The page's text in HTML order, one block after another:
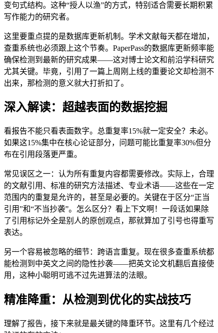
变句式结构。这种“授人以渔”的方式，特别适合需要长期积累
写作能力的研究者。
这里要重点提的是数据库更新机制。学术文献每天都在增加，
查重系统也必须跟上这个节奏。PaperPass的数据库更新频率能
确保检测到最新的研究成果——这对博士论文和前沿学科研究
尤其关键。毕竟，引用了一篇上周刚上线的重要论文却检测不
出来，那检测的意义就大打折扣了。
深入解读：超越表面的数据挖掘
看报告不能只看表面数字。总重复率15%就一定安全？未必。
如果这15%集中在核心论证部分，问题可能比重复率30%但分
布在引用段落更严重。
常见误区之一：认为所有重复内容都需要修改。实际上，合理
的文献引用、标准的研究方法描述、专业术语——这些在一定
范围内的重复是允许的，甚至是必要的。关键在于区分“正当
引用”和“不当抄袭”。怎么区分？看上下文啊！一段话如果除
了引用标记外全是别人的原创观点，那就算加了引号也得重写
表达。
另一个容易被忽略的细节：跨语言重复。现在很多查重系统都
能检测到中英文之间的隐性抄袭——把英文论文机翻后直接使
用，这种小聪明可逃不过先进算法的法眼。
精准降重：从检测到优化的实战技巧
理解了报告，接下来就是最关键的降重环节。这里有几个经过